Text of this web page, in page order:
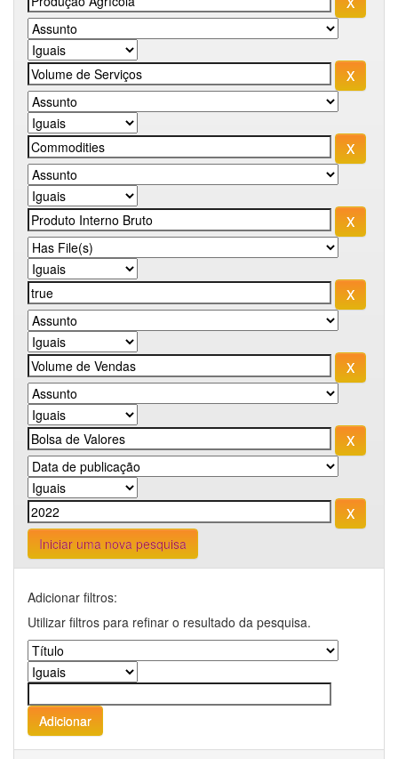
Iniciar uma nova pesquisa
Adicionar filtros:
Utilizar filtros para refinar o resultado da pesquisa.